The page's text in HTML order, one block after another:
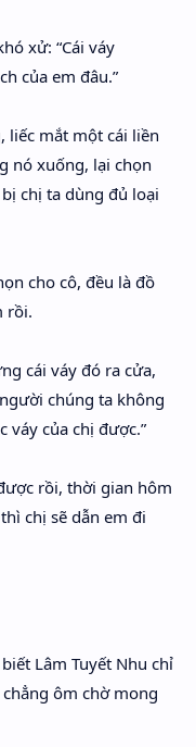
xử: “Cái váy
của em đâu.”
liếc mắt một cái liền
nó xuống, lại chọn
chị ta dùng đủ loại
cho cô, đều là đồ
rồi.
cái váy đó ra cửa,
chúng ta không
váy của chị được.”
rồi, thời gian hôm
chị sẽ dẫn em đi
Lâm Tuyết Nhu chỉ
ôm chờ mong